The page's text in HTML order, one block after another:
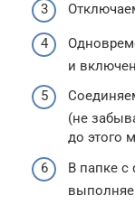
и
(не
до этого
В папке